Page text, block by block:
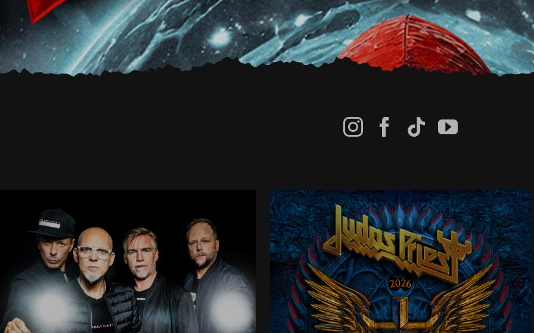
DIE FANTASTISCHEN
VIER
DIE FANTASTISCHEN VIER
27.
Juni 2027 | Sonntag | Tettnang
07. August 2027 | Samstag | Neu-Ulm JUDAS PRIEST
JUDAS PRIEST
06.
August 2026 | Donnerstag | Neu-Ulm